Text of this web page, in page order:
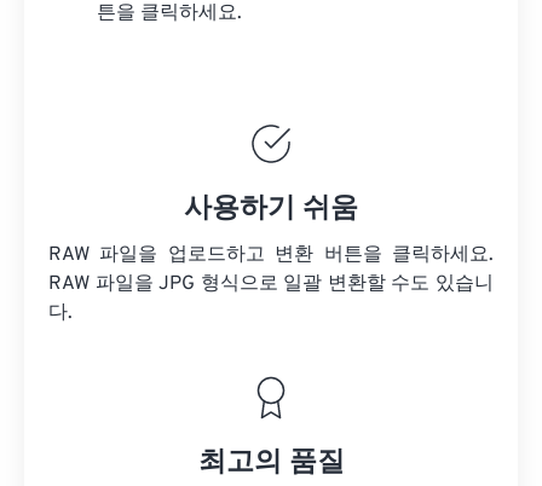
튼을 클릭하세요.
사용하기 쉬움
RAW 파일을 업로드하고 변환 버튼을 클릭하세요.
RAW 파일을 JPG 형식으로 일괄 변환할 수도 있습니
다.
최고의 품질